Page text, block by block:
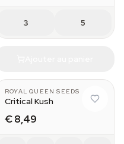
3 5
ROYAL QUEEN SEEDS
Critical Kush
€ 8,49